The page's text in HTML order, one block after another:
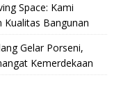
Space: Kami
Bangunan
Gelar Porseni,
Kemerdekaan